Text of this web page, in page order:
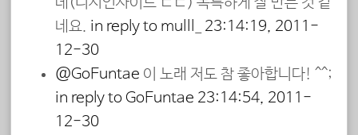
네요. in reply to mulll_
23:14:19, 2011-
12-30
@GoEuntae 이 노래 저도 참 좋아합니다! ^^;
in reply to GoEuntae 23:14:54, 2011-
12-30